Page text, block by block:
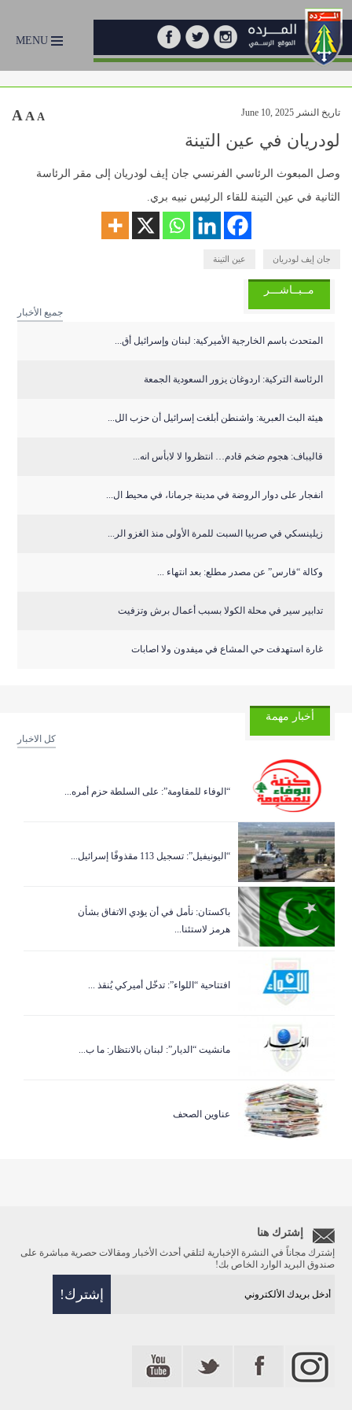
MENU
تاريخ النشر June 10, 2025 A A A
لودريان في عين التينة
وصل المبعوث الرئاسي الفرنسي جان إيف لودريان إلى مقر الرئاسة
الثانية في عين التينة للقاء الرئيس نبيه بري.
جان إيف لودريان عين التينة
مــبــاشـــر
جميع الأخبار
المتحدث باسم الخارجية الأميركية: لبنان وإسرائيل أق...
الرئاسة التركية: اردوغان يزور السعودية الجمعة
هيئة البث العبرية: واشنطن أبلغت إسرائيل أن حزب الل...
قاليباف: هجوم ضخم قادم… انتظروا لا لابأس انه...
انفجار على دوار الروضة في مدينة جرمانا، في محيط ال...
زيلينسكي في صربيا السبت للمرة الأولى منذ الغزو الر...
وكالة “فارس” عن مصدر مطلع: بعد انتهاء ...
تدابير سير في محلة الكولا بسبب أعمال برش وتزفيت
غارة استهدفت حي المشاع في ميفدون ولا اصابات
أخبار مهمة
كل الاخبار
“الوفاء للمقاومة”: على السلطة حزم أمره...
“اليونيفيل”: تسجيل 113 مقذوفًا إسرائيل...
باكستان: نأمل في أن يؤدي الاتفاق بشأن
هرمز لاستئنا...
افتتاحية “اللواء”: تدخّل أميركي يُنقذ ...
مانشيت “الديار”: لبنان بالانتظار: ما ب...
عناوين الصحف
إشترك هنا
إشترك مجاناً في النشرة الإخبارية لتلقي أحدث الأخبار ومقالات حصرية مباشرة على
صندوق البريد الوارد الخاص بك!